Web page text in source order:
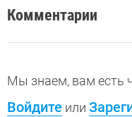
Комментарии
Мы знаем, вам есть
Войдите или